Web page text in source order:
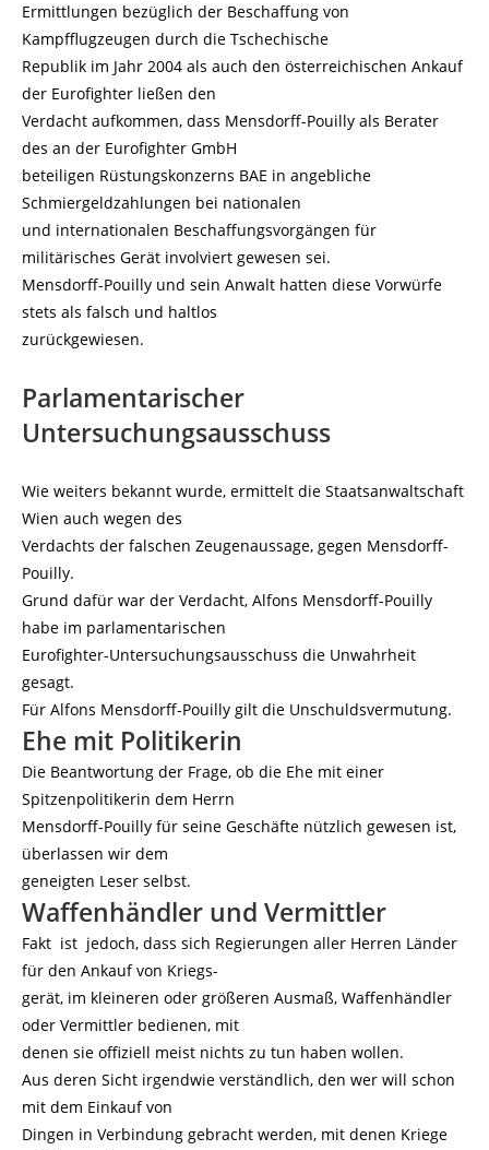
Ermittlungen bezüglich der Beschaffung von
Kampfflugzeugen durch die Tschechische
Republik im Jahr 2004 als auch den österreichischen Ankauf
der Eurofighter ließen den
Verdacht aufkommen, dass Mensdorff-Pouilly als Berater
des an der Eurofighter GmbH
beteiligen Rüstungskonzerns BAE in angebliche
Schmiergeldzahlungen bei nationalen
und internationalen Beschaffungsvorgängen für
militärisches Gerät involviert gewesen sei.
Mensdorff-Pouilly und sein Anwalt hatten diese Vorwürfe
stets als falsch und haltlos
zurückgewiesen.
Parlamentarischer
Untersuchungsausschuss
Wie weiters bekannt wurde, ermittelt die Staatsanwaltschaft
Wien auch wegen des
Verdachts der falschen Zeugenaussage, gegen Mensdorff-
Pouilly.
Grund dafür war der Verdacht, Alfons Mensdorff-Pouilly
habe im parlamentarischen
Eurofighter-Untersuchungsausschuss die Unwahrheit
gesagt.
Für Alfons Mensdorff-Pouilly gilt die Unschuldsvermutung.
Ehe mit Politikerin
Die Beantwortung der Frage, ob die Ehe mit einer
Spitzenpolitikerin dem Herrn
Mensdorff-Pouilly für seine Geschäfte nützlich gewesen ist,
überlassen wir dem
geneigten Leser selbst.
Waffenhändler und Vermittler
Fakt ist jedoch, dass sich Regierungen aller Herren Länder
für den Ankauf von Kriegs-
gerät, im kleineren oder größeren Ausmaß, Waffenhändler
oder Vermittler bedienen, mit
denen sie offiziell meist nichts zu tun haben wollen.
Aus deren Sicht irgendwie verständlich, den wer will schon
mit dem Einkauf von
Dingen in Verbindung gebracht werden, mit denen Kriege